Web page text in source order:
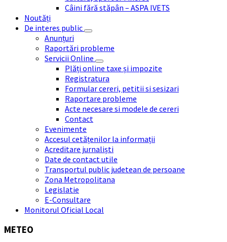
Câini fără stăpân – ASPA IVETS
Noutăți
De interes public
Anunțuri
Raportări probleme
Servicii Online
Plăți online taxe și impozite
Registratura
Formular cereri, petitii si sesizari
Raportare probleme
Acte necesare si modele de cereri
Contact
Evenimente
Accesul cetățenilor la informații
Acreditare jurnaliști
Date de contact utile
Transportul public judetean de persoane
Zona Metropolitana
Legislatie
E-Consultare
Monitorul Oficial Local
METEO